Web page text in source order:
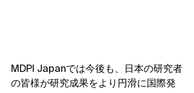
MDPI Japanでは今後も、日本の研究者
の皆様が研究成果をより円滑に国際発